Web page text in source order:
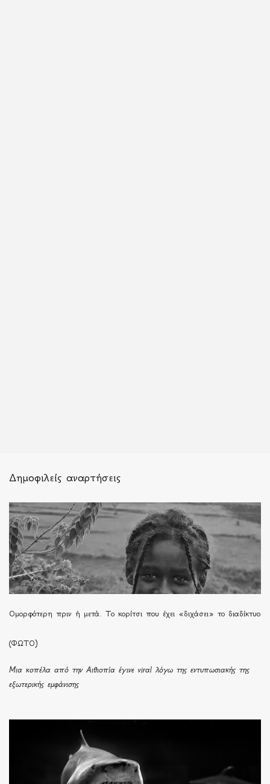
Δημοφιλείς αναρτήσεις
Ομορφότερη πριν ή μετά. Το κορίτσι που έχει «διχάσει» το διαδίκτυο
(ΦΩΤΟ)
Μια κοπέλα από την Αιθιοπία έγινε viral λόγω της εντυπωσιακής της
εξωτερικής εμφάνισης